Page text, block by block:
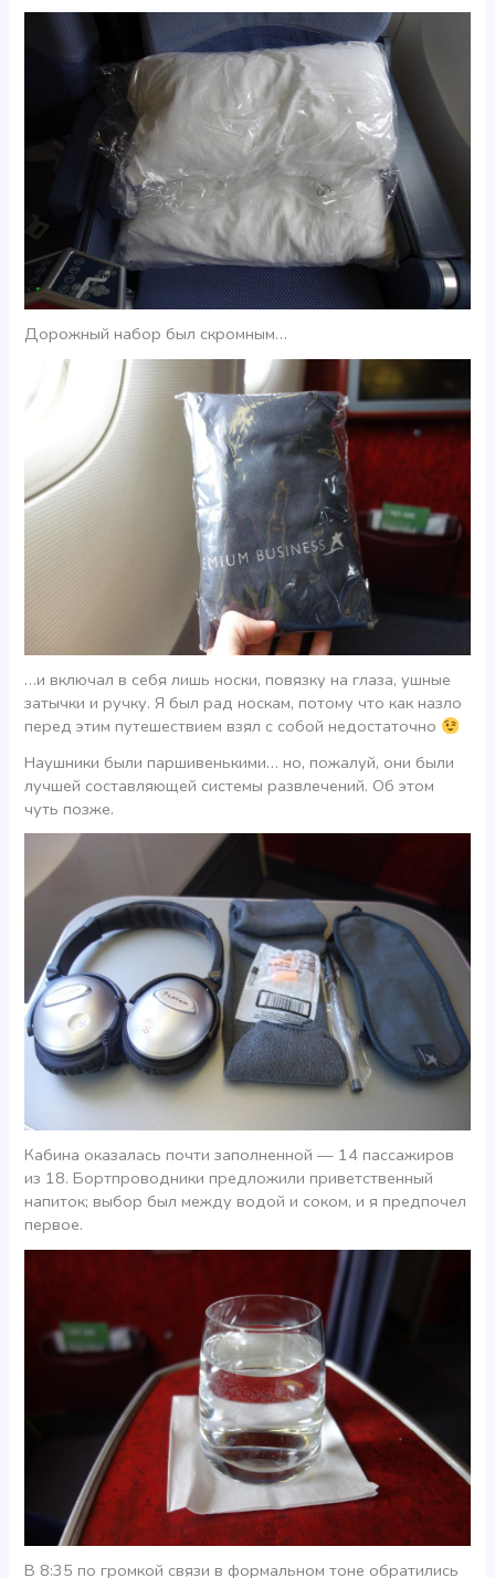
Дорожный набор был скромным…
…и включал в себя лишь носки, повязку на глаза, ушные
затычки и ручку. Я был рад носкам, потому что как назло
перед этим путешествием взял с собой недостаточно
Наушники были паршивенькими… но, пожалуй, они были
лучшей составляющей системы развлечений. Об этом
чуть позже.
Кабина оказалась почти заполненной — 14 пассажиров
из 18. Бортпроводники предложили приветственный
напиток; выбор был между водой и соком, и я предпочел
первое.
В 8:35 по громкой связи в формальном тоне обратились